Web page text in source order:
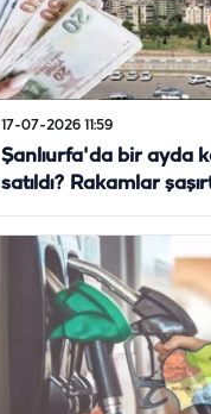
17-07-2026 11:59
Şanlıurfa'da bir ayda
satıldı? Rakamlar